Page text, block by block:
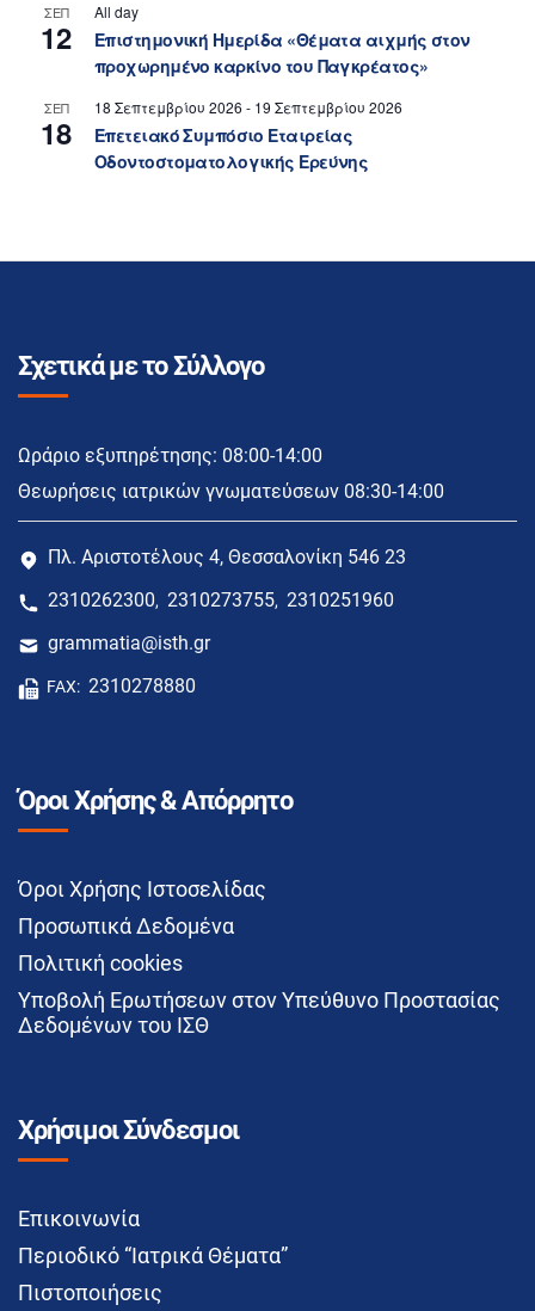
ΣΕΠ
12
All day
Επιστημονική Ημερίδα «Θέματα αιχμής στον
προχωρημένο καρκίνο του Παγκρέατος»
ΣΕΠ
18
18 Σεπτεμβρίου 2026 - 19 Σεπτεμβρίου 2026
Επετειακό Συμπόσιο Εταιρείας
Οδοντοστοματολογικής Ερεύνης
Σχετικά με το Σύλλογο
Ωράριο εξυπηρέτησης: 08:00-14:00
Θεωρήσεις ιατρικών γνωματεύσεων 08:30-14:00
Πλ. Αριστοτέλους 4, Θεσσαλονίκη 546 23
2310262300, 2310273755, 2310251960
grammatia@isth.gr
FAX: 2310278880
Όροι Χρήσης & Απόρρητο
Όροι Χρήσης Ιστοσελίδας
Προσωπικά Δεδομένα
Πολιτική cookies
Υποβολή Ερωτήσεων στον Υπεύθυνο Προστασίας
Δεδομένων του ΙΣΘ
Χρήσιμοι Σύνδεσμοι
Επικοινωνία
Περιοδικό “Ιατρικά Θέματα”
Πιστοποιήσεις